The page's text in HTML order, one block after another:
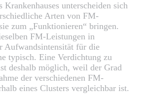
Krankenhauses unterscheiden sich
Arten von FM-
zum „Funktionieren“ bringen.
FM-Leistungen in
Aufwandsintensität für die
typisch. Eine Verdichtung zu
deshalb möglich, weil der Grad
der verschiedenen FM-
eines Clusters vergleichbar ist.